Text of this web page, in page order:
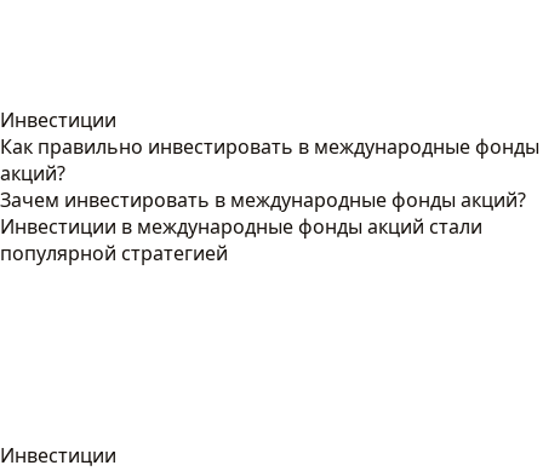
Инвестиции
Как правильно инвестировать в международные фонды
акций?
Зачем инвестировать в международные фонды акций?
Инвестиции в международные фонды акций стали
популярной стратегией
Инвестиции